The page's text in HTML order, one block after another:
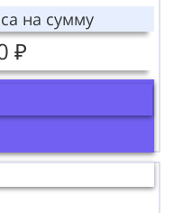
на сумму
₽